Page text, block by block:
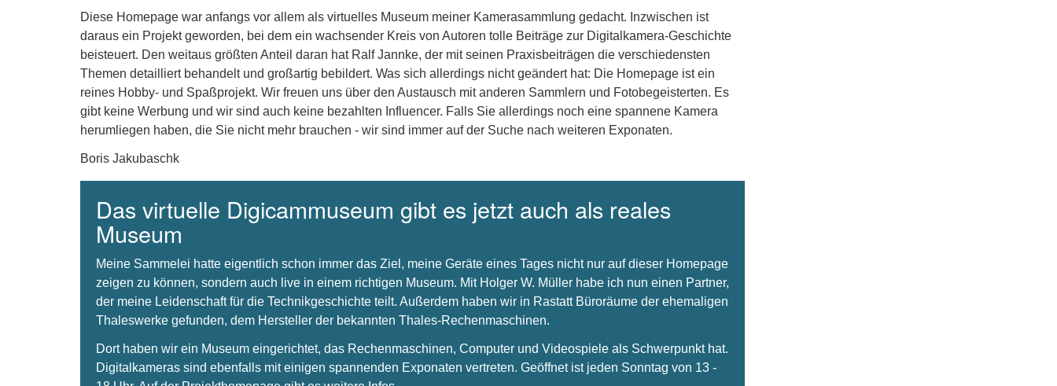
Diese Homepage war anfangs vor allem als virtuelles Museum meiner Kamerasammlung gedacht. Inzwischen ist
daraus ein Projekt geworden, bei dem ein wachsender Kreis von Autoren tolle Beiträge zur Digitalkamera-Geschichte
beisteuert. Den weitaus größten Anteil daran hat Ralf Jannke, der mit seinen Praxisbeiträgen die verschiedensten
Themen detailliert behandelt und großartig bebildert. Was sich allerdings nicht geändert hat: Die Homepage ist ein
reines Hobby- und Spaßprojekt. Wir freuen uns über den Austausch mit anderen Sammlern und Fotobegeisterten. Es
gibt keine Werbung und wir sind auch keine bezahlten Influencer. Falls Sie allerdings noch eine spannene Kamera
herumliegen haben, die Sie nicht mehr brauchen - wir sind immer auf der Suche nach weiteren Exponaten.
Boris Jakubaschk
Das virtuelle Digicammuseum gibt es jetzt auch als reales
Museum
Meine Sammelei hatte eigentlich schon immer das Ziel, meine Geräte eines Tages nicht nur auf dieser Homepage
zeigen zu können, sondern auch live in einem richtigen Museum. Mit Holger W. Müller habe ich nun einen Partner,
der meine Leidenschaft für die Technikgeschichte teilt. Außerdem haben wir in Rastatt Büroräume der ehemaligen
Thaleswerke gefunden, dem Hersteller der bekannten Thales-Rechenmaschinen.
Dort haben wir ein Museum eingerichtet, das Rechenmaschinen, Computer und Videospiele als Schwerpunkt hat.
Digitalkameras sind ebenfalls mit einigen spannenden Exponaten vertreten. Geöffnet ist jeden Sonntag von 13 -